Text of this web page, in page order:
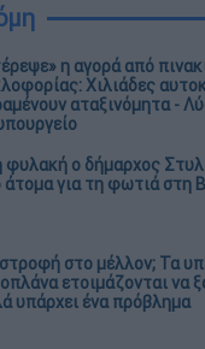
η αγορά από
Χιλιάδες
αταξινόμητα -
φυλακή ο δήμαρχος
άτομα για τη φωτιά στη
στο μέλλον; Τα
ετοιμάζονται να
υπάρχει ένα πρόβλημα